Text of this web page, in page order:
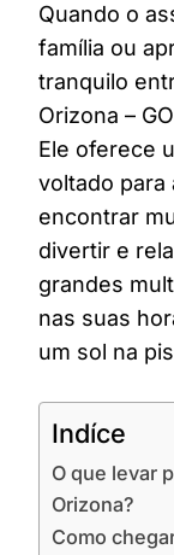
Quando o
família ou
tranquilo
Orizona –
Ele oferece
voltado para
encontrar
divertir e
grandes
nas suas
um sol na
Indíce
O que levar
Orizona?
Como